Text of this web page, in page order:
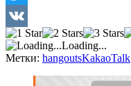
Twitter
VK
Loading...
Метки: hangoutsKakaoTalk